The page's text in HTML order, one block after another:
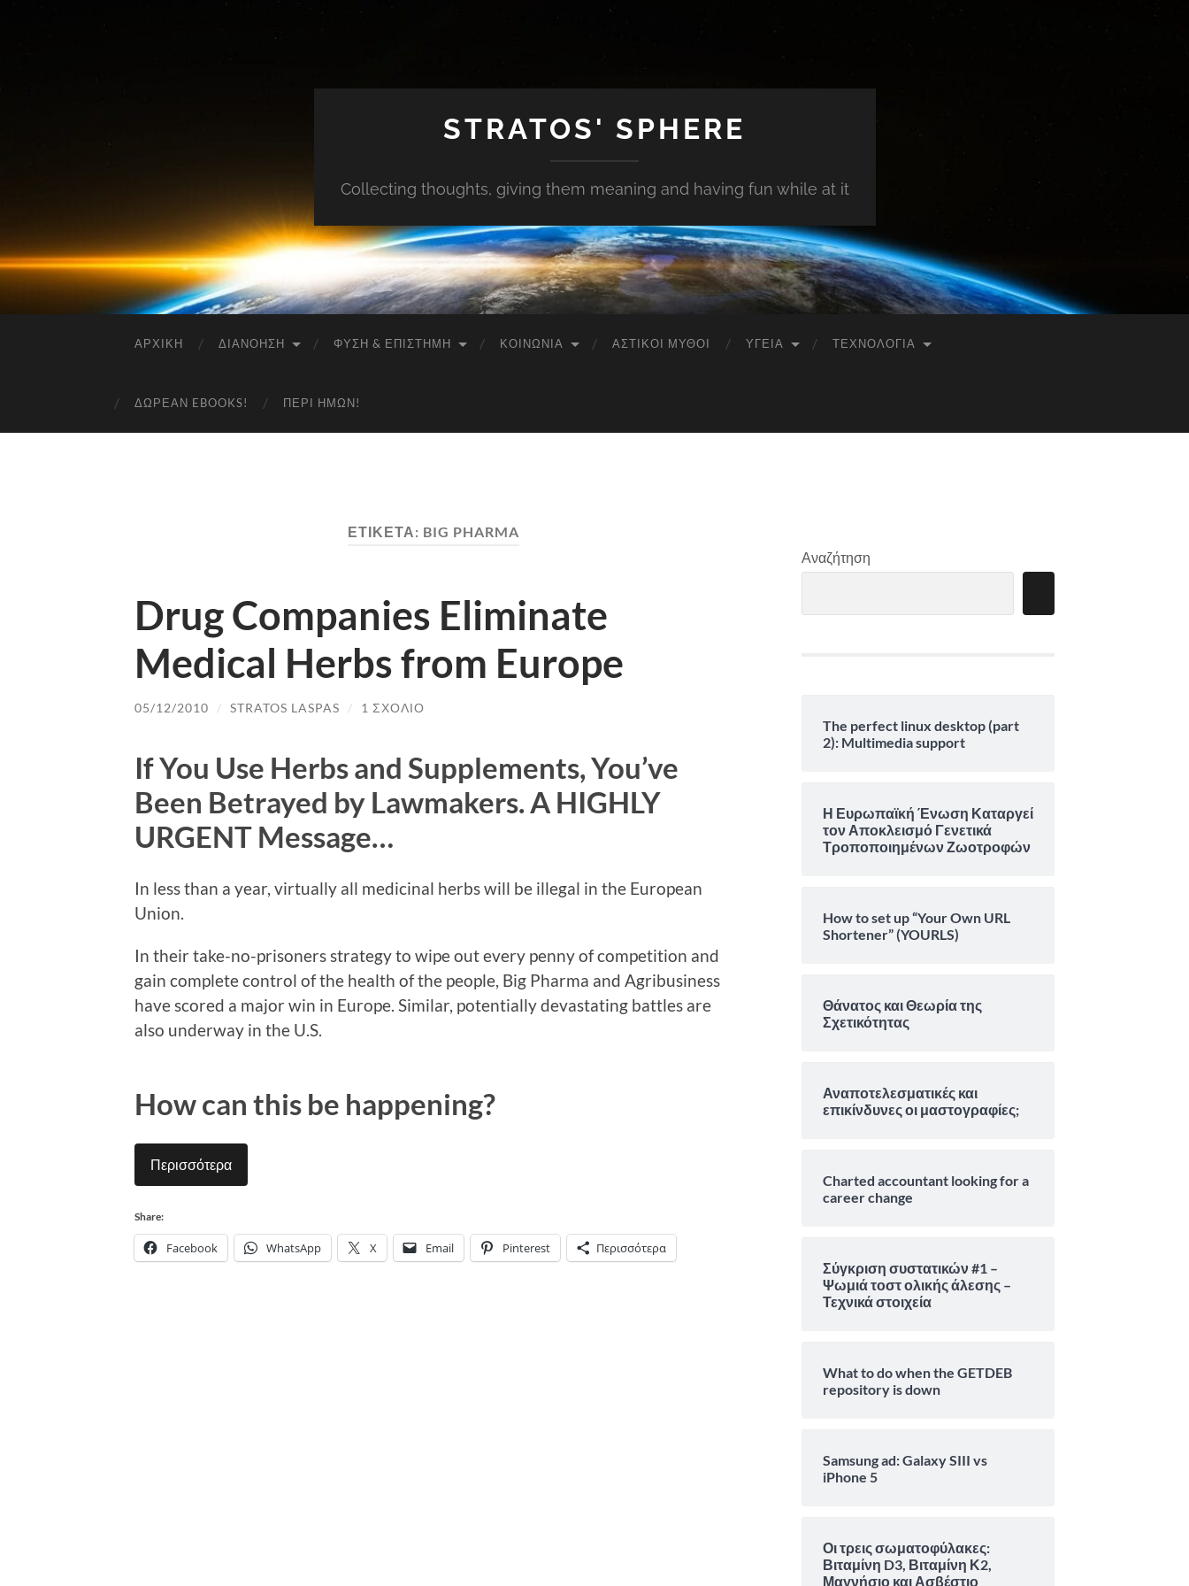
STRATOS' SPHERE
Collecting thoughts, giving them meaning and having fun while at it
ΑΡΧΙΚΉ ΔΙΑΝΌΗΣΗ ΦΎΣΗ & ΕΠΙΣΤΉΜΗ ΚΟΙΝΩΝΊΑ ΑΣΤΙΚΟΊ ΜΎΘΟΙ ΥΓΕΊΑ ΤΕΧΝΟΛΟΓΊΑ
ΔΩΡΕΆΝ EBOOKS! ΠΕΡΊ ΗΜΏΝ!
ΕΤΙΚΈΤΑ: BIG PHARMA
Drug Companies Eliminate
Medical Herbs from Europe
05/12/2010 / STRATOS LASPAS / 1 ΣΧΌΛΙΟ
If You Use Herbs and Supplements, You’ve
Been Betrayed by Lawmakers. A HIGHLY
URGENT Message…
In less than a year, virtually all medicinal herbs will be illegal in the European
Union.
In their take-no-prisoners strategy to wipe out every penny of competition and
gain complete control of the health of the people, Big Pharma and Agribusiness
have scored a major win in Europe. Similar, potentially devastating battles are
also underway in the U.S.
How can this be happening?
Περισσότερα
Share:
Facebook WhatsApp X Email Pinterest Περισσότερα
Αναζήτηση
The perfect linux desktop (part
2): Multimedia support
Η Ευρωπαϊκή Ένωση Καταργεί
τον Αποκλεισμό Γενετικά
Τροποποιημένων Ζωοτροφών
How to set up “Your Own URL
Shortener” (YOURLS)
Θάνατος και Θεωρία της
Σχετικότητας
Αναποτελεσματικές και
επικίνδυνες οι μαστογραφίες;
Charted accountant looking for a
career change
Σύγκριση συστατικών #1 –
Ψωμιά τοστ ολικής άλεσης –
Τεχνικά στοιχεία
What to do when the GETDEB
repository is down
Samsung ad: Galaxy SIII vs
iPhone 5
Οι τρεις σωματοφύλακες:
Βιταμίνη D3, Βιταμίνη Κ2,
Μαγνήσιο και Ασβέστιο